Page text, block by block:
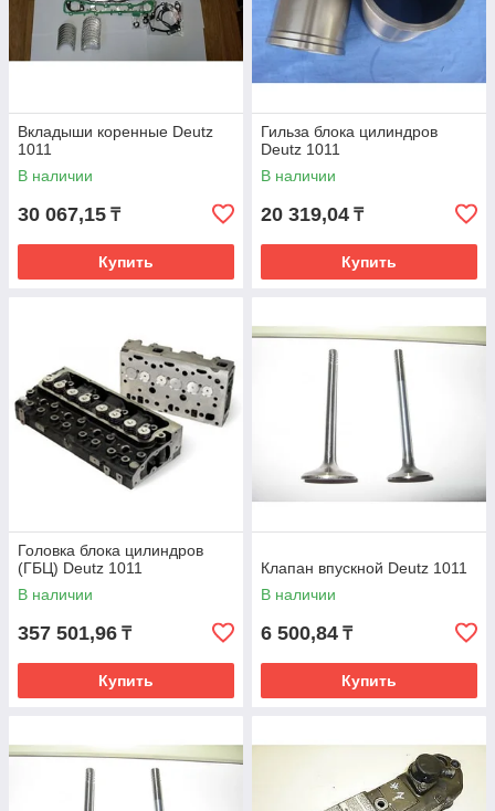
Вкладыши коренные Deutz
1011
В наличии
30 067,15 ₸
Купить
Гильза блока цилиндров
Deutz 1011
В наличии
20 319,04 ₸
Купить
Головка блока цилиндров
(ГБЦ) Deutz 1011
В наличии
357 501,96 ₸
Купить
Клапан впускной Deutz 1011
В наличии
6 500,84 ₸
Купить